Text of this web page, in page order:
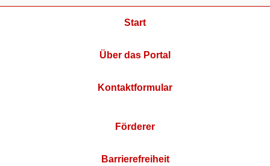
Start
Über das Portal
Kontaktformular
Förderer
Barrierefreiheit